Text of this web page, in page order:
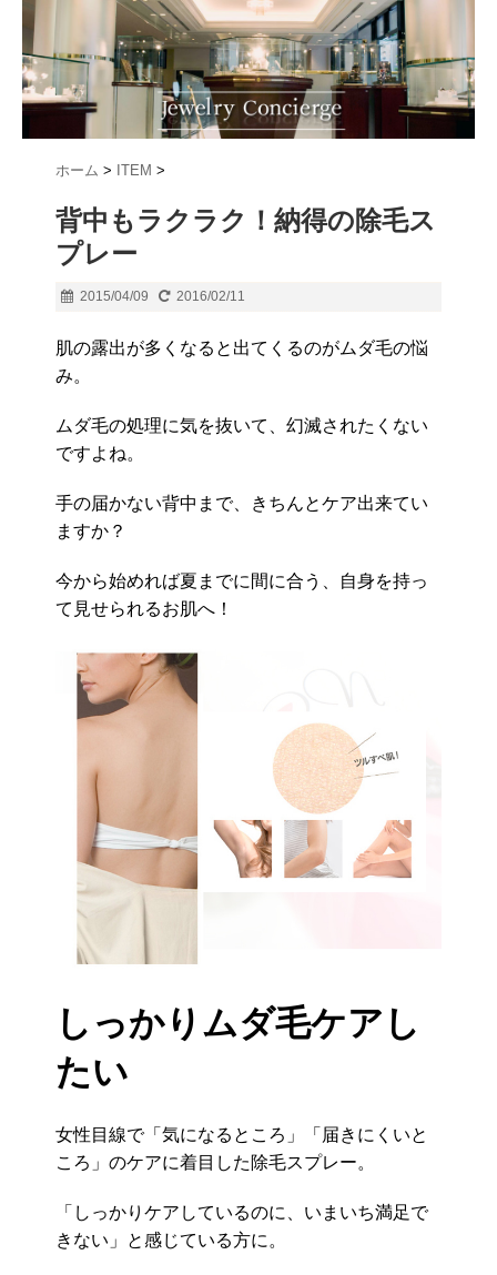
ホーム > ITEM >
背中もラクラク！納得の除毛ス
プレー
2015/04/09 2016/02/11
肌の露出が多くなると出てくるのがムダ毛の悩
み。
ムダ毛の処理に気を抜いて、幻滅されたくない
ですよね。
手の届かない背中まで、きちんとケア出来てい
ますか？
今から始めれば夏までに間に合う、自身を持っ
て見せられるお肌へ！
しっかりムダ毛ケアし
たい
女性目線で「気になるところ」「届きにくいと
ころ」のケアに着目した除毛スプレー。
「しっかりケアしているのに、いまいち満足で
きない」と感じている方に。